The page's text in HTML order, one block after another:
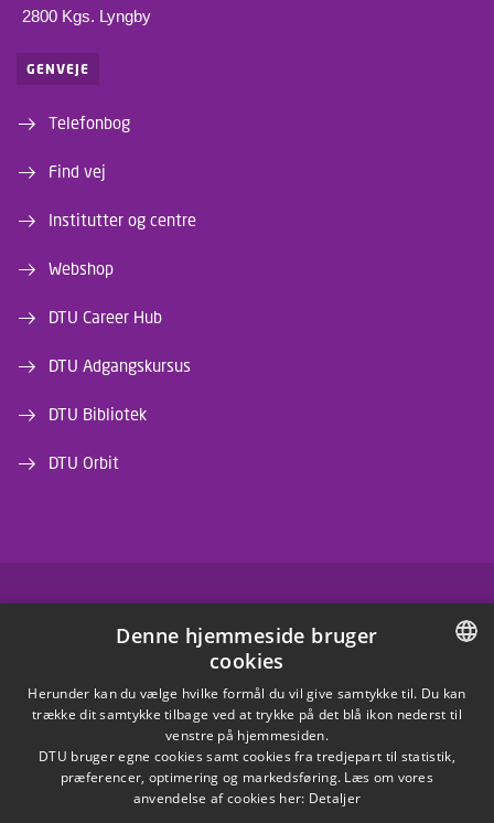
2800 Kgs. Lyngby
GENVEJE
Telefonbog
Find vej
Institutter og centre
Webshop
DTU Career Hub
DTU Adgangskursus
DTU Bibliotek
DTU Orbit
INSTAGRAM
LINKEDIN
X
DANISH
ENGLISH
Denne hjemmeside bruger
cookies
Herunder kan du vælge hvilke formål du vil give samtykke til. Du kan
trække dit samtykke tilbage ved at trykke på det blå ikon nederst til
venstre på hjemmesiden.
DTU bruger egne cookies samt cookies fra tredjepart til statistik,
præferencer, optimering og markedsføring. Læs om vores
anvendelse af cookies her: Detaljer